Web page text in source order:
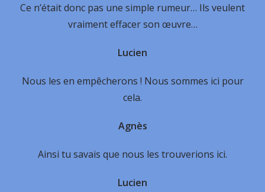
Ce n’était donc pas une simple rumeur… Ils veulent
vraiment effacer son œuvre…
Lucien
Nous les en empêcherons ! Nous sommes ici pour
cela.
Agnès
Ainsi tu savais que nous les trouverions ici.
Lucien